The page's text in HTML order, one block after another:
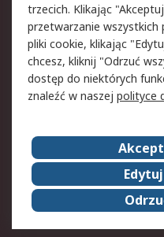
Bezpieczeństwo e-
maila
Polityka prywatności
Zastrzeżenia prawne
O firmie RS
Kariera
ESG
trzecich. Klikając
przetwarzanie wszystkich
pliki cookie, klikając
chcesz, kliknij "Odrzuć
dostęp do niektórych
znaleźć w naszej polityce